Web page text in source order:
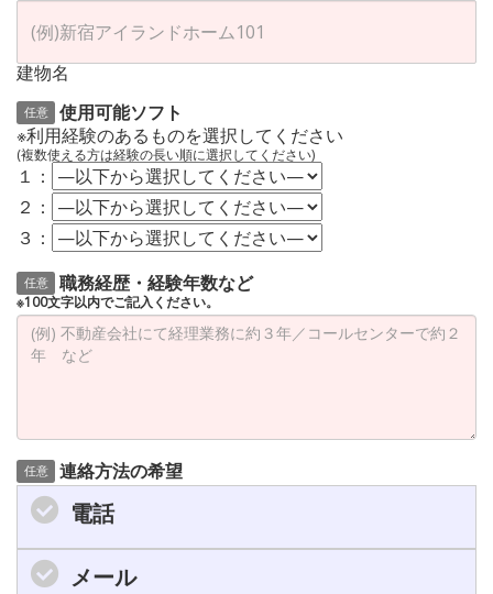
建物名
任意
使用可能ソフト
※利用経験のあるものを選択してください
(複数使える方は経験の長い順に選択してください)
１：
２：
３：
任意 職務経歴・経験年数など
※100文字以内でご記入ください。
任意 連絡方法の希望
電話
メール